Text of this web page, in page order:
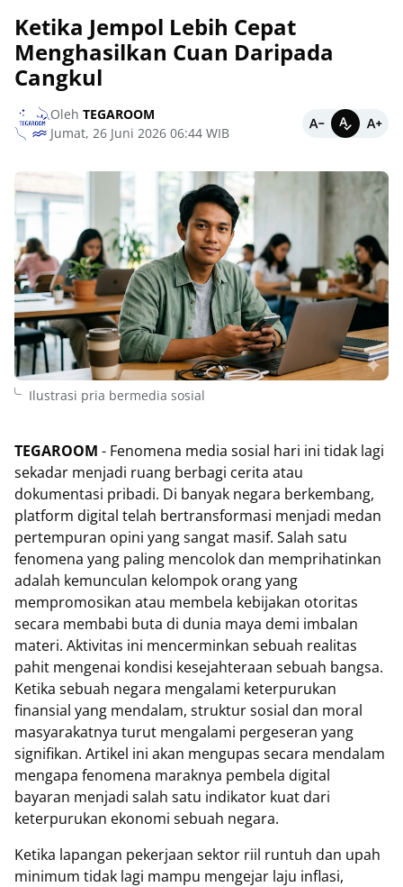
Ketika Jempol Lebih Cepat
Menghasilkan Cuan Daripada
Cangkul
Oleh TEGAROOM
Jumat, 26 Juni 2026 06:44 WIB
Ilustrasi pria bermedia sosial
TEGAROOM - Fenomena media sosial hari ini tidak lagi
sekadar menjadi ruang berbagi cerita atau
dokumentasi pribadi. Di banyak negara berkembang,
platform digital telah bertransformasi menjadi medan
pertempuran opini yang sangat masif. Salah satu
fenomena yang paling mencolok dan memprihatinkan
adalah kemunculan kelompok orang yang
mempromosikan atau membela kebijakan otoritas
secara membabi buta di dunia maya demi imbalan
materi. Aktivitas ini mencerminkan sebuah realitas
pahit mengenai kondisi kesejahteraan sebuah bangsa.
Ketika sebuah negara mengalami keterpurukan
finansial yang mendalam, struktur sosial dan moral
masyarakatnya turut mengalami pergeseran yang
signifikan. Artikel ini akan mengupas secara mendalam
mengapa fenomena maraknya pembela digital
bayaran menjadi salah satu indikator kuat dari
keterpurukan ekonomi sebuah negara.
Ketika lapangan pekerjaan sektor riil runtuh dan upah
minimum tidak lagi mampu mengejar laju inflasi,